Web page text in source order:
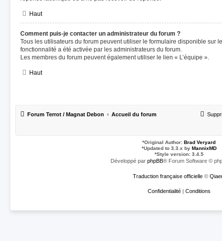
Haut
Comment puis-je contacter un administrateur du forum ?
Tous les utilisateurs du forum peuvent utiliser le formulaire disponible sur
fonctionnalité a été activée par les administrateurs du forum.
Les membres du forum peuvent également utiliser le lien « L’équipe ».
Haut
Forum Terrot / Magnat Debon Accueil du forum
*Original Author: Brad Veryard
*Updated to 3.3.x by MannixMD
*Style version: 3.4.5
Développé par phpBB® Forum Software ©
Traduction française officielle©
Confidentialité | Conditions